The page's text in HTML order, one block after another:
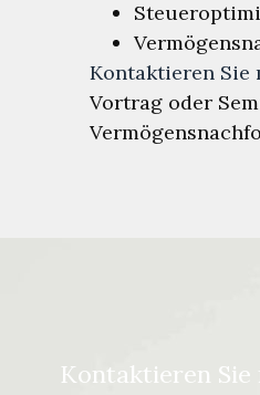
Kontaktieren Sie
Vortrag oder
Kontaktieren